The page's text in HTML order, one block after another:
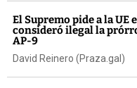
El Supremo pide a la UE
consideró ilegal la
AP-9
David Reinero (Praza.gal)